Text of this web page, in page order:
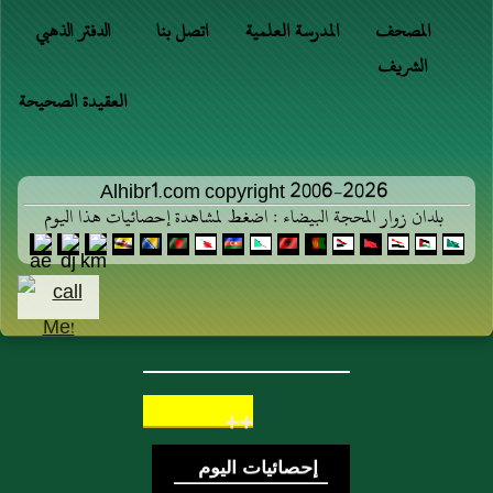
الدفتر الذهبي اتصل بنا المدرسة العلمية
المصحف
الشريف
العقيدة الصحيحة
Alhibr1.com copyright 2006-2026
بلدان زوار المحجة البيضاء : اضغط لمشاهدة إحصائيات هذا اليوم
++